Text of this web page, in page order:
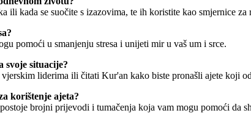
ili kada se suočite s izazovima, te ih koristite kao smjernice
pomoći u smanjenju stresa i unijeti mir u vaš um i srce.
svoje situacije?
liderima ili čitati Kur'an kako biste pronašli ajete koji
korištenje ajeta?
brojni prijevodi i tumačenja koja vam mogu pomoći da